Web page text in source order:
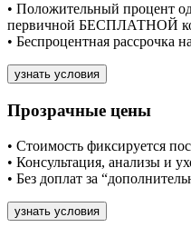
• Положительный процент
первичной БЕСПЛАТНОЙ
• Беспроцентная рассрочка
узнать условия
Прозрачные цены
• Стоимость фиксируется
• Консультация, анализы и
• Без доплат за
узнать условия